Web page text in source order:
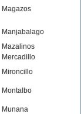
Magazos
Manjabalago
Mazalinos
Mercadillo
Mironcillo
Montalbo
Munana